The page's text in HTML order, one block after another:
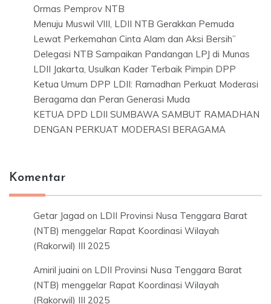
Ormas Pemprov NTB
Menuju Muswil VIII, LDII NTB Gerakkan Pemuda
Lewat Perkemahan Cinta Alam dan Aksi Bersih”
Delegasi NTB Sampaikan Pandangan LPJ di Munas
LDII Jakarta, Usulkan Kader Terbaik Pimpin DPP
Ketua Umum DPP LDII: Ramadhan Perkuat Moderasi
Beragama dan Peran Generasi Muda
KETUA DPD LDII SUMBAWA SAMBUT RAMADHAN
DENGAN PERKUAT MODERASI BERAGAMA
Komentar
Getar Jagad on LDII Provinsi Nusa Tenggara Barat
(NTB) menggelar Rapat Koordinasi Wilayah
(Rakorwil) III 2025
Amiril juaini on LDII Provinsi Nusa Tenggara Barat
(NTB) menggelar Rapat Koordinasi Wilayah
(Rakorwil) III 2025